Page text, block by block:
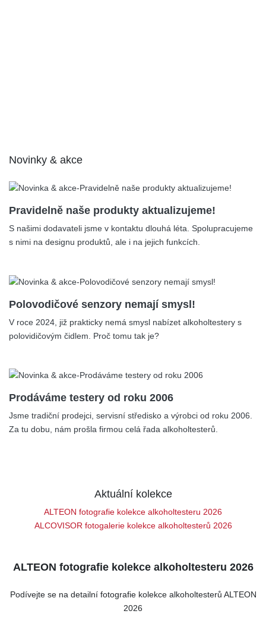
Novinky & akce
Pravidelně naše produkty aktualizujeme!
S našimi dodavateli jsme v kontaktu dlouhá léta. Spolupracujeme
s nimi na designu produktů, ale i na jejich funkcích.
Polovodičové senzory nemají smysl!
V roce 2024, již prakticky nemá smysl nabízet alkoholtestery s
polovidičovým čidlem. Proč tomu tak je?
Prodáváme testery od roku 2006
Jsme tradiční prodejci, servisní středisko a výrobci od roku 2006.
Za tu dobu, nám prošla firmou celá řada alkoholtesterů.
Aktuální kolekce
ALTEON fotografie kolekce alkoholtesteru 2026
ALCOVISOR fotogalerie kolekce alkoholtesterů 2026
ALTEON fotografie kolekce alkoholtesteru 2026
Podívejte se na detailní fotografie kolekce alkoholtesterů ALTEON
2026